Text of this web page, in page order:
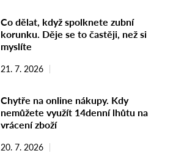
Co dělat, když spolknete zubní
korunku. Děje se to častěji, než si
myslíte
21. 7. 2026
Chytře na online nákupy. Kdy
nemůžete využít 14denní lhůtu na
vrácení zboží
20. 7. 2026